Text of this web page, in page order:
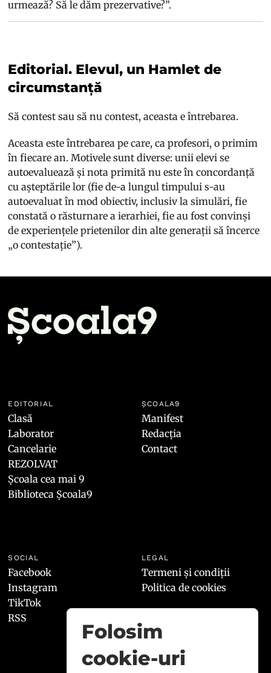
urmează? Să le dăm prezervative?”.
Editorial. Elevul, un Hamlet de
circumstanță
Să contest sau să nu contest, aceasta e întrebarea.
Aceasta este întrebarea pe care, ca profesori, o primim
în fiecare an. Motivele sunt diverse: unii elevi se
autoevaluează și nota primită nu este în concordanță
cu așteptările lor (fie de-a lungul timpului s-au
autoevaluat în mod obiectiv, inclusiv la simulări, fie
constată o răsturnare a ierarhiei, fie au fost convinși
de experiențele prietenilor din alte generații să încerce
„o contestație”).
EDITORIAL
Clasă
Laborator
Cancelarie
REZOLVAT
Școala cea mai 9
Biblioteca Școala9
ȘCOALA9
Manifest
Redacția
Contact
SOCIAL
Facebook
Instagram
TikTok
RSS
LEGAL
Termeni și condiții
Politica de cookies
Folosim
cookie-uri